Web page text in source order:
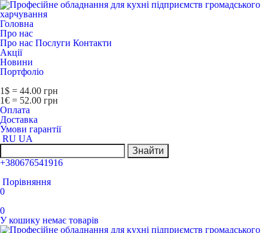
Головна
Про нас
Про нас Послуги Контакти
Акції
Новини
Портфоліо
1$ = 44.00 грн
1€ = 52.00 грн
Оплата
Доставка
Умови гарантії
RU UA
Знайти
+380676541916
Порівняння
0
0
У кошику немає товарів